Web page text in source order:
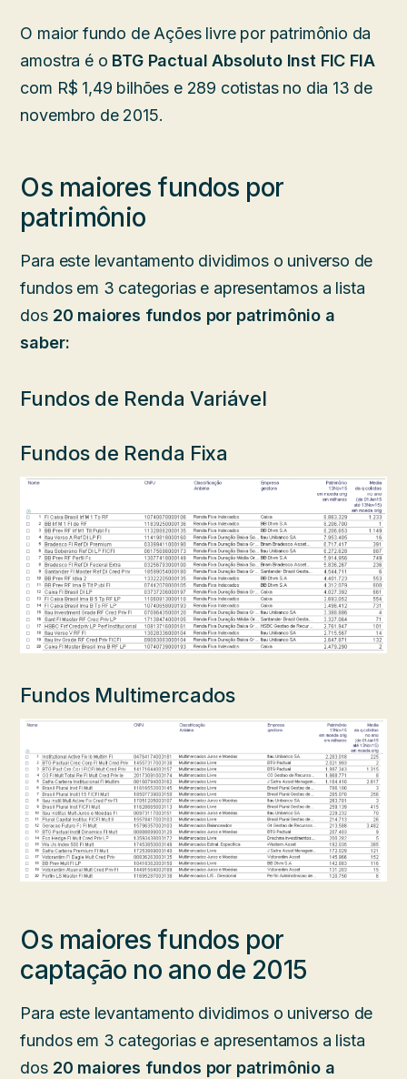
O maior fundo de Ações livre por patrimônio da
amostra é o BTG Pactual Absoluto Inst FIC FIA
com R$ 1,49 bilhões e 289 cotistas no dia 13 de
novembro de 2015.
Os maiores fundos por
patrimônio
Para este levantamento dividimos o universo de
fundos em 3 categorias e apresentamos a lista
dos 20 maiores fundos por patrimônio a
saber:
Fundos de Renda Variável
Fundos de Renda Fixa
Fundos Multimercados
Os maiores fundos por
captação no ano de 2015
Para este levantamento dividimos o universo de
fundos em 3 categorias e apresentamos a lista
dos 20 maiores fundos por patrimônio a